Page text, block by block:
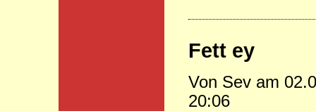
Fett ey
Von Sev am
20:06